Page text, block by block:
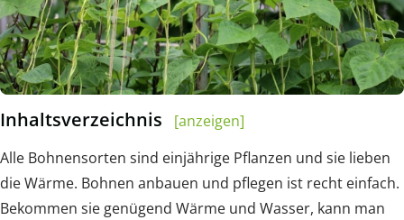
Inhaltsverzeichnis
[anzeigen]
Alle Bohnensorten sind einjährige Pflanzen und sie lieben
die Wärme. Bohnen anbauen und pflegen ist recht einfach.
Bekommen sie genügend Wärme und Wasser, kann man